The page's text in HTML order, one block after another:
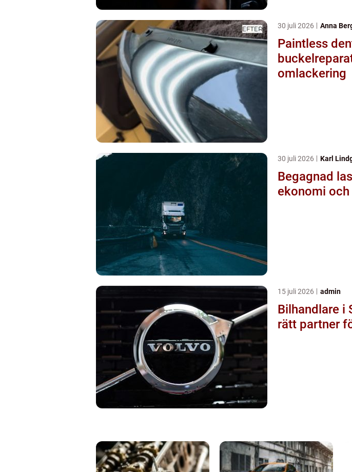
30 juli 2026 Anna
Paintless dent
omlackering
30 juli 2026 Karl
Begagnad lastbil smarta
ekonomi
15 juli 2026 admin
Bilhandlare i
rätt partner